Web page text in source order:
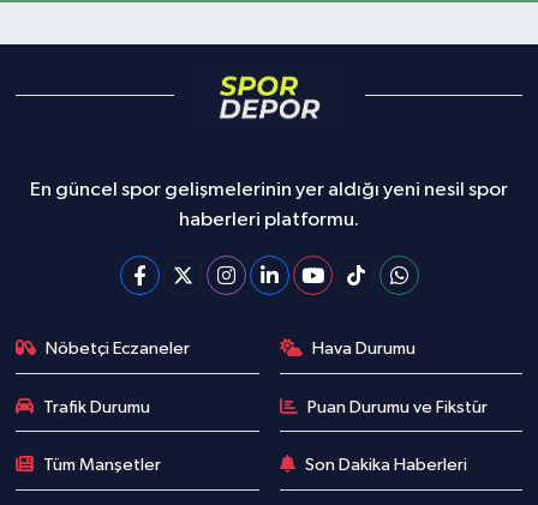
En güncel spor gelişmelerinin yer aldığı yeni nesil spor
haberleri platformu.
Nöbetçi Eczaneler Hava Durumu
Trafik Durumu Puan Durumu ve Fikstür
Tüm Manşetler Son Dakika Haberleri